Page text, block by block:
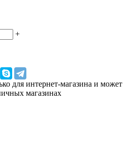
+
для интернет-магазина и может
магазинах